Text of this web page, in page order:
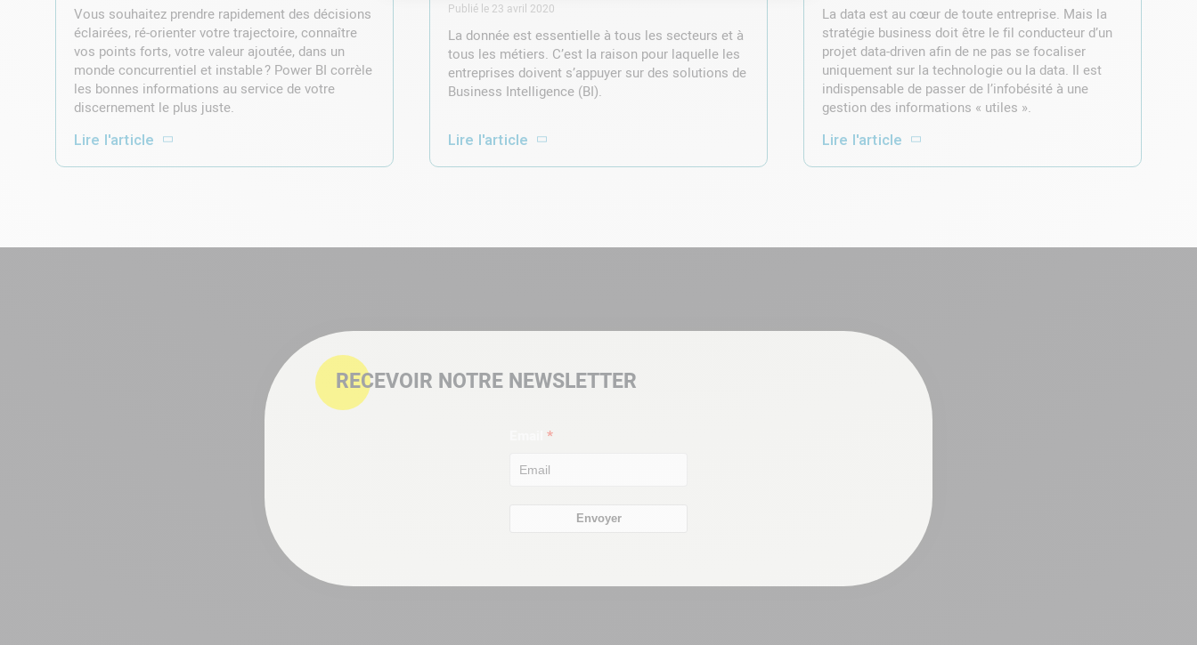
Vous souhaitez prendre rapidement des décisions
éclairées, ré-orienter votre trajectoire, connaître
vos points forts, votre valeur ajoutée, dans un
monde concurrentiel et instable ? Power BI corrèle
les bonnes informations au service de votre
discernement le plus juste.
Lire l'article
Publié le 23 avril 2020
La donnée est essentielle à tous les secteurs et à
tous les métiers. C’est la raison pour laquelle les
entreprises doivent s’appuyer sur des solutions de
Business Intelligence (BI).
Lire l'article
La data est au cœur de toute entreprise. Mais la
stratégie business doit être le fil conducteur d’un
projet data-driven afin de ne pas se focaliser
uniquement sur la technologie ou la data. Il est
indispensable de passer de l’infobésité à une
gestion des informations « utiles ».
Lire l'article
RECEVOIR NOTRE NEWSLETTER
Envoyer